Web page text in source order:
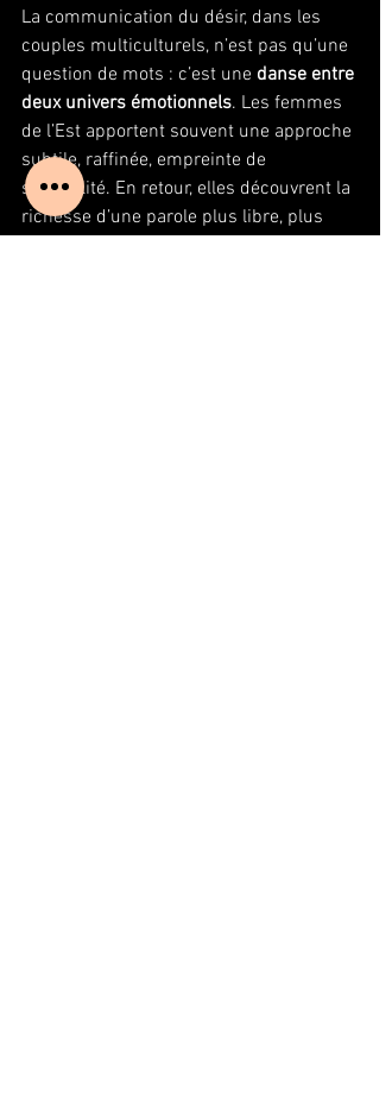
La communication du désir, dans les
couples multiculturels, n’est pas qu’une
question de mots : c’est une danse entre
deux univers émotionnels. Les femmes
de l’Est apportent souvent une approche
subtile, raffinée, empreinte de
sensibilité. En retour, elles découvrent la
richesse d’une parole plus libre, plus